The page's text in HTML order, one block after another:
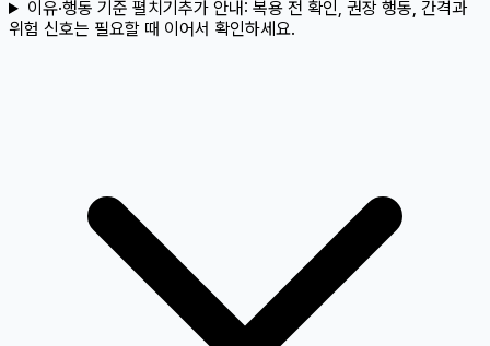
이유·행동 기준 펼치기추가 안내: 복용 전 확인, 권장 행동, 간격과
위험 신호는 필요할 때 이어서 확인하세요.